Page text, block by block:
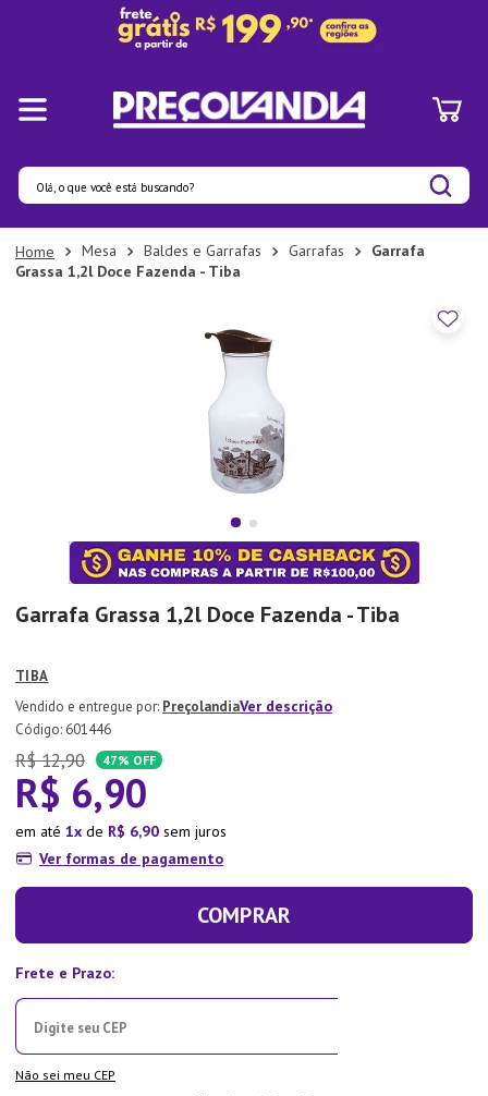
Olá, o que você está buscando?
Mesa Baldes e Garrafas Garrafas
Garrafa
Grassa 1,2l Doce Fazenda - Tiba
Garrafa Grassa 1,2l Doce Fazenda - Tiba
TIBA
PreçolandiaVer descrição
: 601446
R$ 12,90 47% OFF
R$ 6,90
em até 1 de R$ 6,90 sem juros
Ver formas de pagamento
COMPRAR
Não sei meu CEP
Termos mais buscados
1º
Panelas
Aparelho Jantar
Xicara
10º Lixeira